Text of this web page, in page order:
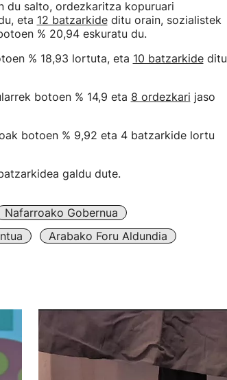
du salto, ordezkaritza kopuruari
eta 12 batzarkideditu orain, sozialistek
% 20,94 eskuratu du.
% 18,93 lortuta, eta 10 batzarkideditu
botoen % 14,9 eta 8 ordezkari jaso
botoen % 9,92 eta 4 batzarkide lortu
galdu dute.
Nafarroako Gobernua
Arabako Foru Aldundia